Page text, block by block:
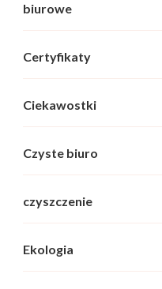
biurowe
Certyfikaty
Ciekawostki
Czyste biuro
czyszczenie
Ekologia